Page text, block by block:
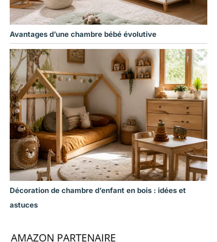
Avantages d’une chambre bébé évolutive
Décoration de chambre d’enfant en bois : idées et
astuces